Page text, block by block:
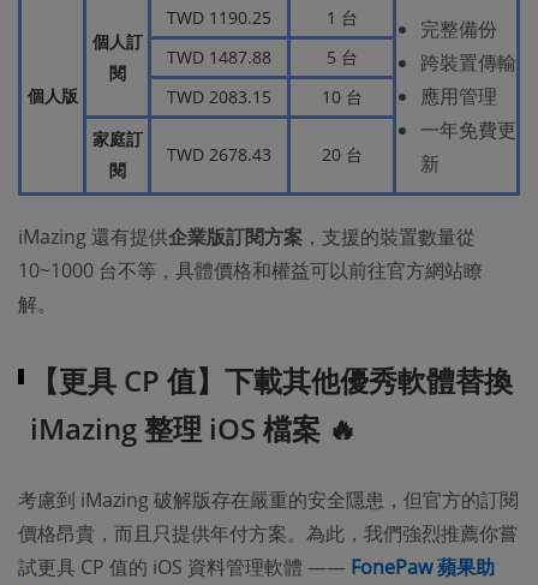
個人版
個人訂
閱
TWD 1190.25 1 台
完整備份
跨裝置傳輸
應用管理
一年免費更
新
TWD 1487.88
5 台
TWD 2083.15
10 台
家庭訂
閱
TWD 2678.43 20 台
iMazing 還有提供企業版訂閱方案 ，支援的裝置數量從
10~1000 台不等，具體價格和權益可以前往官方網站瞭
解。
【更具 CP 值】下載其他優秀軟體替換
iMazing 整理 iOS 檔案 🔥
考慮到 iMazing 破解版存在嚴重的安全隱患，但官方的訂閱
價格昂貴，而且只提供年付方案。為此，我們強烈推薦你嘗
試更具 CP 值的 iOS 資料管理軟體 —— FonePaw 蘋果助